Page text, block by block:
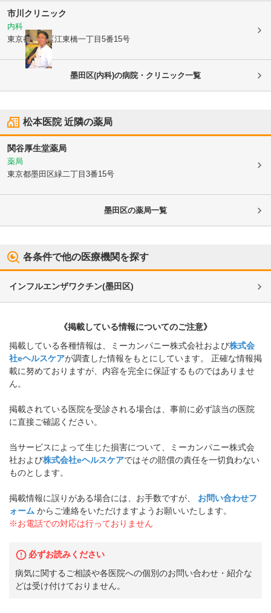
市川クリニック
内科
東京都墨田区江東橋一丁目5番15号
墨田区(内科)の病院・クリニック一覧
松本医院近隣の薬局
関谷厚生堂薬局
薬局
東京都墨田区緑二丁目3番15号
墨田区の薬局一覧
各条件で他の医療機関を探す
インフルエンザワクチン(墨田区)
《掲載している情報についてのご注意》
掲載している各種情報は、ミーカンパニー株式会社および株式会
社eヘルスケアが調査した情報をもとにしています。 正確な情報掲
載に努めておりますが、内容を完全に保証するものではありませ
ん。
掲載されている医院を受診される場合は、事前に必ず該当の医院
に直接ご確認ください。
当サービスによって生じた損害について、ミーカンパニー株式会
社および株式会社eヘルスケアではその賠償の責任を一切負わない
ものとします。
掲載情報に誤りがある場合には、お手数ですが、
お問い合わせフ
ォーム からご連絡をいただけますようお願いいたします。
※お電話での対応は行っておりません
必ずお読みください
病気に関するご相談や各医院への個別のお問い合わせ・紹介な
どは受け付けておりません。